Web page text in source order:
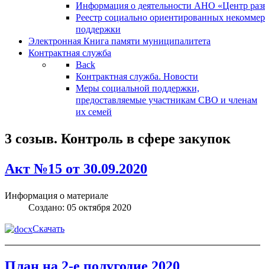
Информация о деятельности АНО «Центр
Реестр социально ориентированных
поддержки
Электронная Книга памяти муниципалитета
Контрактная служба
Back
Контрактная служба. Новости
Меры социальной поддержки,
предоставляемые участникам СВО и членам
их семей
3 созыв. Контроль в сфере закупок
Акт №15 от 30.09.2020
Информация о материале
Создано: 05 октября 2020
Скачать